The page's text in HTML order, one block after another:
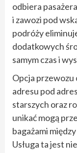
odbiera
i zawozi pod
podróży
dodatkowych
samym czas i
Opcja przewozu
adresu pod
starszych oraz
unikać mogą
bagażami
Usługa ta jest